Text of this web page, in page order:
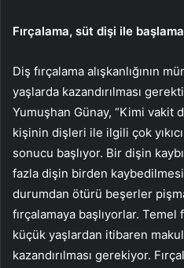
Fırçalama, süt dişi ile
Diş fırçalama alışkanlığının
yaşlarda kazandırılması
Yumuşhan Günay, “Kimi vakit
kişinin dişleri ile ilgili çok
sonucu başlıyor. Bir dişin
fazla dişin birden
durumdan ötürü beşerler
fırçalamaya başlıyorlar. Temel
küçük yaşlardan itibaren
kazandırılması gerekiyor.